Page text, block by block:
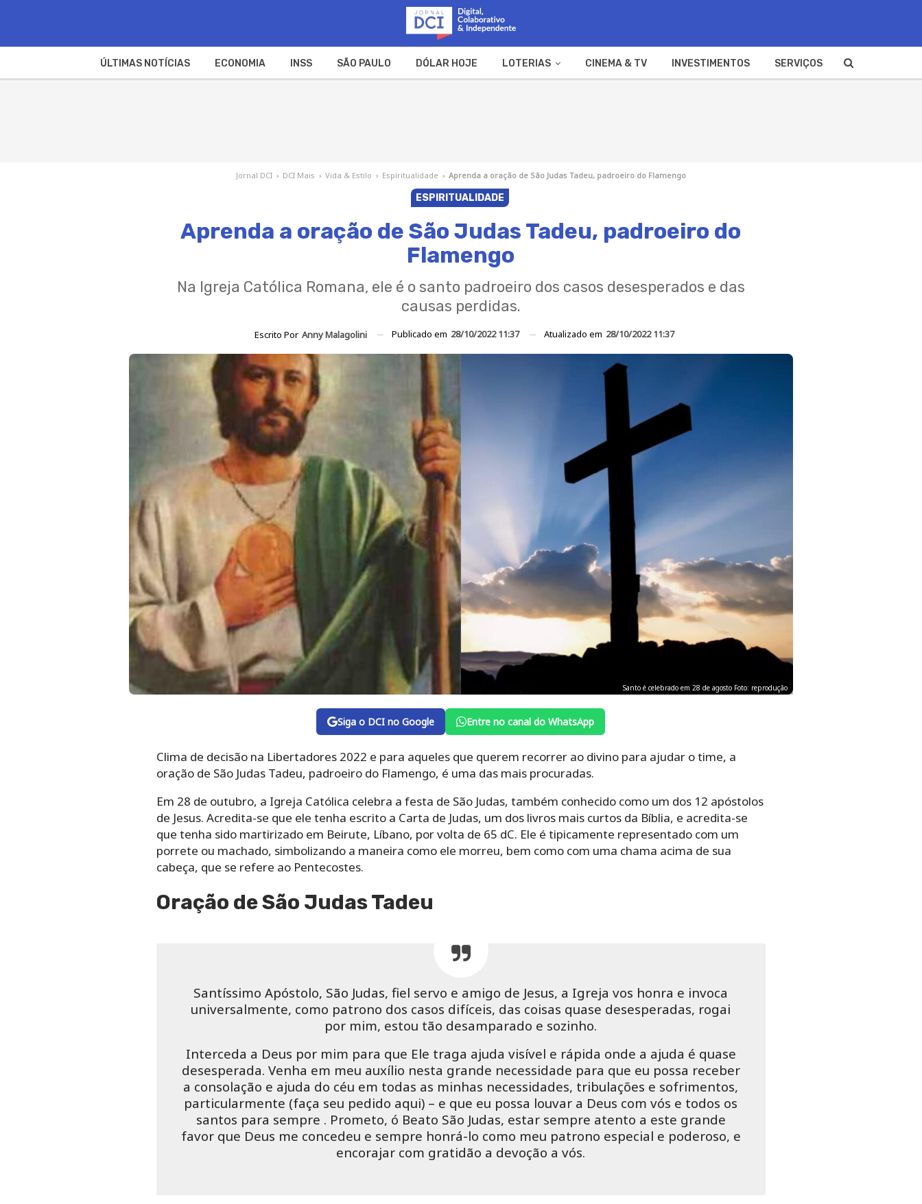
ÚLTIMAS NOTÍCIAS ECONOMIA INSS SÃO PAULO DÓLAR HOJE LOTERIAS CINEMA & TV INVESTIMENTOS SERVIÇOS
Jornal DCI › DCI Mais › Vida & Estilo › Espiritualidade › Aprenda a oração de São Judas Tadeu, padroeiro do Flamengo
ESPIRITUALIDADE
Aprenda a oração de São Judas Tadeu, padroeiro do
Flamengo
Na Igreja Católica Romana, ele é o santo padroeiro dos casos desesperados e das
causas perdidas.
Escrito Por Anny Malagolini Publicado em 28/10/2022 11:37 Atualizado em 28/10/2022 11:37
Santo é celebrado em 28 de agosto Foto: reprodução
Siga o DCI no Google Entre no canal do WhatsApp
Clima de decisão na Libertadores 2022 e para aqueles que querem recorrer ao divino para ajudar o time, a
oração de São Judas Tadeu, padroeiro do Flamengo, é uma das mais procuradas.
Em 28 de outubro, a Igreja Católica celebra a festa de São Judas, também conhecido como um dos 12 apóstolos
de Jesus. Acredita-se que ele tenha escrito a Carta de Judas, um dos livros mais curtos da Bíblia, e acredita-se
que tenha sido martirizado em Beirute, Líbano, por volta de 65 dC. Ele é tipicamente representado com um
porrete ou machado, simbolizando a maneira como ele morreu, bem como com uma chama acima de sua
cabeça, que se refere ao Pentecostes.
Oração de São Judas Tadeu
Santíssimo Apóstolo, São Judas, fiel servo e amigo de Jesus, a Igreja vos honra e invoca
universalmente, como patrono dos casos difíceis, das coisas quase desesperadas, rogai
por mim, estou tão desamparado e sozinho.
Interceda a Deus por mim para que Ele traga ajuda visível e rápida onde a ajuda é quase
desesperada. Venha em meu auxílio nesta grande necessidade para que eu possa receber
a consolação e ajuda do céu em todas as minhas necessidades, tribulações e sofrimentos,
particularmente (faça seu pedido aqui) – e que eu possa louvar a Deus com vós e todos os
santos para sempre . Prometo, ó Beato São Judas, estar sempre atento a este grande
favor que Deus me concedeu e sempre honrá-lo como meu patrono especial e poderoso, e
encorajar com gratidão a devoção a vós.